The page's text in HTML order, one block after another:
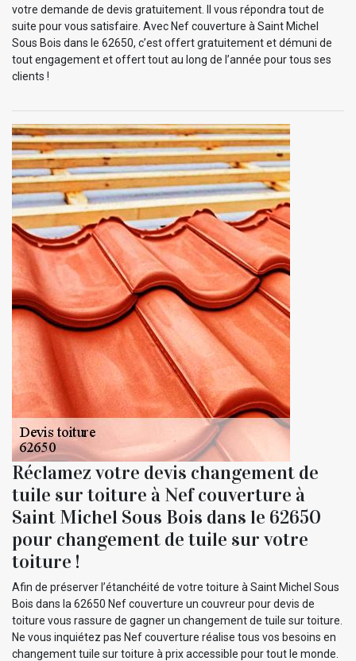
votre demande de devis gratuitement. Il vous répondra tout de
suite pour vous satisfaire. Avec Nef couverture à Saint Michel
Sous Bois dans le 62650, c’est offert gratuitement et démuni de
tout engagement et offert tout au long de l’année pour tous ses
clients !
Réclamez votre devis changement de
tuile sur toiture à Nef couverture à
Saint Michel Sous Bois dans le 62650
pour changement de tuile sur votre
toiture !
Afin de préserver l’étanchéité de votre toiture à Saint Michel Sous
Bois dans la 62650 Nef couverture un couvreur pour devis de
toiture vous rassure de gagner un changement de tuile sur toiture.
Ne vous inquiétez pas Nef couverture réalise tous vos besoins en
changement tuile sur toiture à prix accessible pour tout le monde.